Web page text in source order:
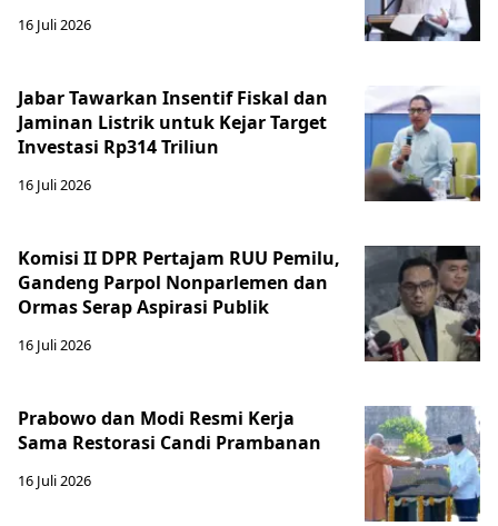
16 Juli 2026
Jabar Tawarkan Insentif Fiskal dan
Jaminan Listrik untuk Kejar Target
Investasi Rp314 Triliun
16 Juli 2026
Komisi II DPR Pertajam RUU Pemilu,
Gandeng Parpol Nonparlemen dan
Ormas Serap Aspirasi Publik
16 Juli 2026
Prabowo dan Modi Resmi Kerja
Sama Restorasi Candi Prambanan
16 Juli 2026